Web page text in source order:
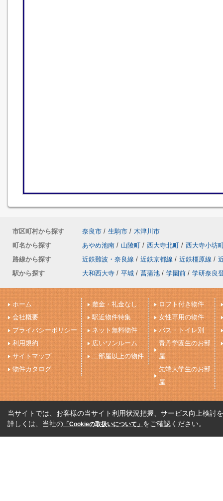
市区町村から探す 奈良市 / 生駒市 / 木津川市
町名から探す
あやめ池南 / 山陵町 / 西大寺北町 / 西大寺小坊
路線から探す
近鉄難波・奈良線 / 近鉄京都線 / 近鉄橿原線 /
駅から探す
大和西大寺 / 平城 / 菖蒲池 / 学園前 / 学研奈良
ホーム
会社概要
プライバシーポリシー
利用規約
サイトマップ
物件カタログ
敷金・礼金なし
駅近物件特集
ネット無料物件
広いワンルーム
二部屋以上の物件
ロフト付き物件
女性専用の物件
バス・トイレ別
青丹学園生のお部
屋
先端大学生のお部
屋
当サイトでは、お客様の当サイト利用状況把握、サービス向上検討
詳しくは、当社の 「Cookieの取扱いについて」 をご確認ください。